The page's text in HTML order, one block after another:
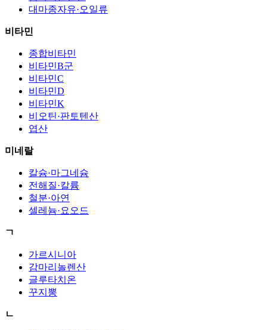
대마종자유·오일류
비타민
종합비타민
비타민B군
비타민C
비타민D
비타민K
비오틴·판토텐산
엽산
미네랄
칼슘·마그네슘
전해질·칼륨
철분·아연
셀레늄·요오드
ㄱ
가르시니아
감마리놀렌산
글루타치온
꾸지뽕
ㄴ